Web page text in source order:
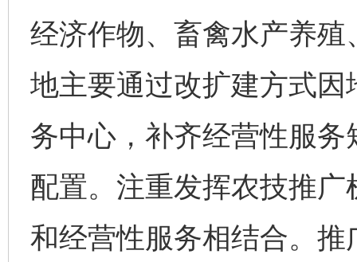
经济作物、畜禽水产养
地主要通过改扩建方式
务中心，补齐经营性服
配置。注重发挥农技推
和经营性服务相结合。